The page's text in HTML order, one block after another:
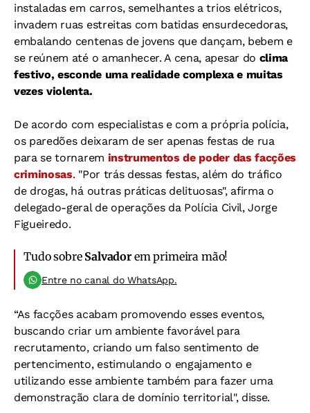
instaladas em carros, semelhantes a trios elétricos,
invadem ruas estreitas com batidas ensurdecedoras,
embalando centenas de jovens que dançam, bebem e
se reúnem até o amanhecer. A cena, apesar do clima
festivo, esconde uma realidade complexa e muitas
vezes violenta.
De acordo com especialistas e com a própria polícia,
os paredões deixaram de ser apenas festas de rua
para se tornarem instrumentos de poder das facções
criminosas. "Por trás dessas festas, além do tráfico
de drogas, há outras práticas delituosas", afirma o
delegado-geral de operações da Polícia Civil, Jorge
Figueiredo.
Tudo sobre Salvadorem primeira mão!
Entre no canal do WhatsApp.
“As facções acabam promovendo esses eventos,
buscando criar um ambiente favorável para
recrutamento, criando um falso sentimento de
pertencimento, estimulando o engajamento e
utilizando esse ambiente também para fazer uma
demonstração clara de domínio territorial", disse.